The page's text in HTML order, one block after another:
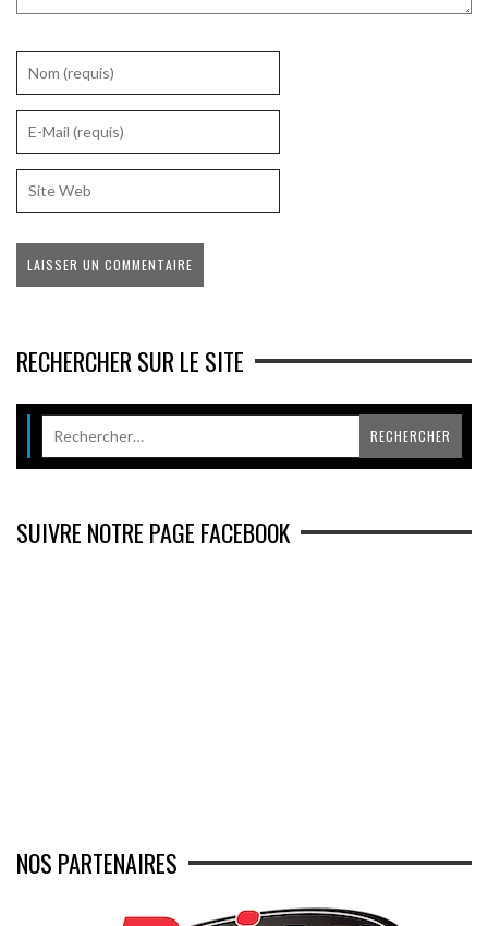
RECHERCHER SUR LE SITE
SUIVRE NOTRE PAGE FACEBOOK
NOS PARTENAIRES